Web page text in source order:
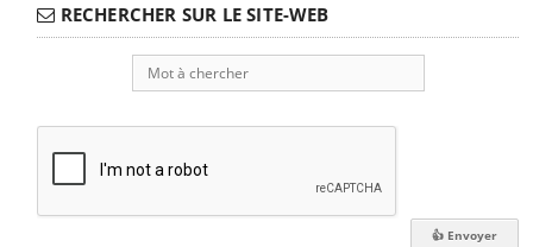
RECHERCHER SUR LE SITE-WEB